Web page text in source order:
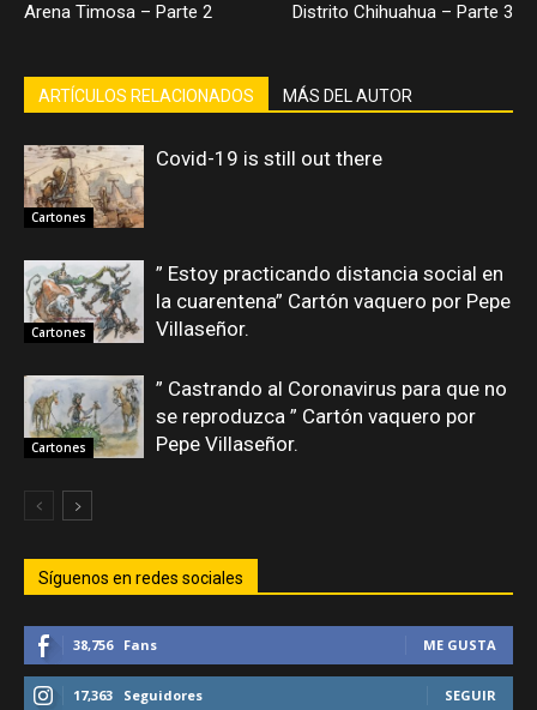
Arena Timosa – Parte 2
Distrito Chihuahua – Parte 3
ARTÍCULOS RELACIONADOS MÁS DEL AUTOR
Cartones
Covid-19 is still out there
Cartones
” Estoy practicando distancia social en
la cuarentena” Cartón vaquero por Pepe
Villaseñor.
Cartones
” Castrando al Coronavirus para que no
se reproduzca ” Cartón vaquero por
Pepe Villaseñor.
Síguenos en redes sociales
38,756 Fans ME GUSTA
17,363 Seguidores SEGUIR